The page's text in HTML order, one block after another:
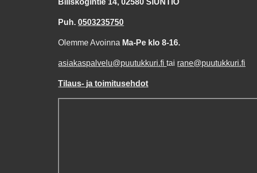
Puh.0503235750
Olemme Avoinna Ma-Pe klo 8-16.
asiakaspalvelu@puutukkuri.fitai rane@puutukkuri.fi
Tilaus- ja toimitusehdot